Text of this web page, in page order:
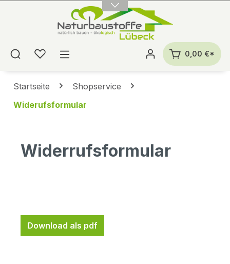
0,00 €*
Startseite
Shopservice
Widerufsformular
Widerrufsformular
Download als pdf